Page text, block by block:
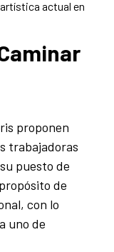
actual en
proponen
trabajadoras
puesto de
de
con lo
uno de